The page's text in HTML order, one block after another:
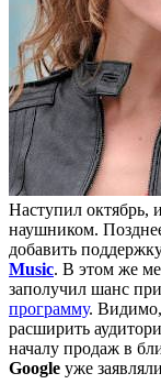
Наступил октябрь,
наушником.
добавить
Music. В этом же
заполучил шанс
программу. Видимо,
расширить
началу продаж в
Google уже